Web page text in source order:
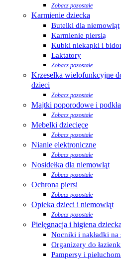
Zobacz pozostałe
Karmienie dziecka
Butelki dla niemowląt
Karmienie piersią
Kubki niekapki i
Laktatory
Zobacz pozostałe
Krzesełka wielofunkcyjne
dzieci
Zobacz pozostałe
Majtki poporodowe i
Zobacz pozostałe
Mebelki dziecięce
Zobacz pozostałe
Nianie elektroniczne
Zobacz pozostałe
Nosidełka dla niemowląt
Zobacz pozostałe
Ochrona piersi
Zobacz pozostałe
Opieka dzieci i niemowląt
Zobacz pozostałe
Pielęgnacja i higiena dziecka
Nocniki i nakładki na
Organizery do
Pampersy i